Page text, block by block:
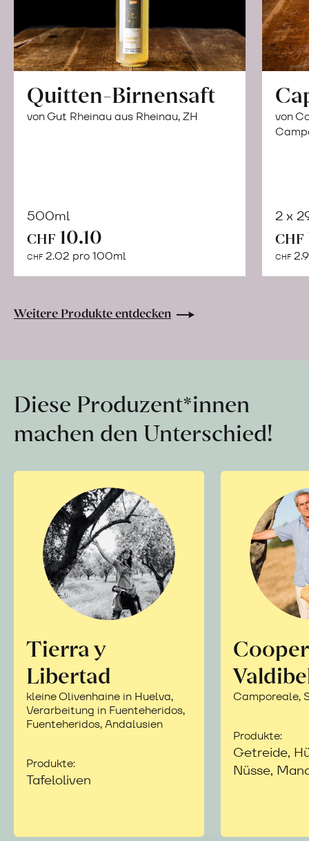
Quitten-Birnensaft
von Gut Rheinau aus Rheinau, ZH
500ml
CHF 10.10
CHF 2.02 pro 100ml
Warenkorb
von
2 x
CHF
CHF
Weitere Produkte entdecken
Diese Produzent*innen
machen den Unterschied!
Tierra y
Libertad
kleine Olivenhaine in Huelva,
Verarbeitung in Fuenteheridos,
Fuenteheridos, Andalusien
Produkte:
Tafeloliven
Camporeale,
Produkte:
Getreide,
Nüsse,